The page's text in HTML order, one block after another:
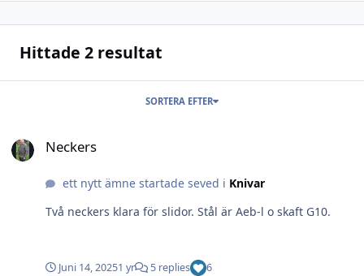
Hittade 2 resultat
SORTERA EFTER
Neckers
ett nytt ämne startade seved i Knivar
Två neckers klara för slidor. Stål är Aeb-l o skaft G10.
Juni 14, 20251 yr 5 replies 6